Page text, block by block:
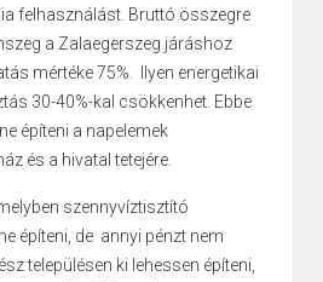
felhasználást. Bruttó összegre
a Zalaegerszeg járáshoz
mértéke 75%. Ilyen energetikai
30-40%-kal csökkenhet. Ebbe
építeni a napelemek
és a hivatal tetejére.
szennyvíztisztító
építeni, de annyi pénzt nem
településen ki lehessen építeni,